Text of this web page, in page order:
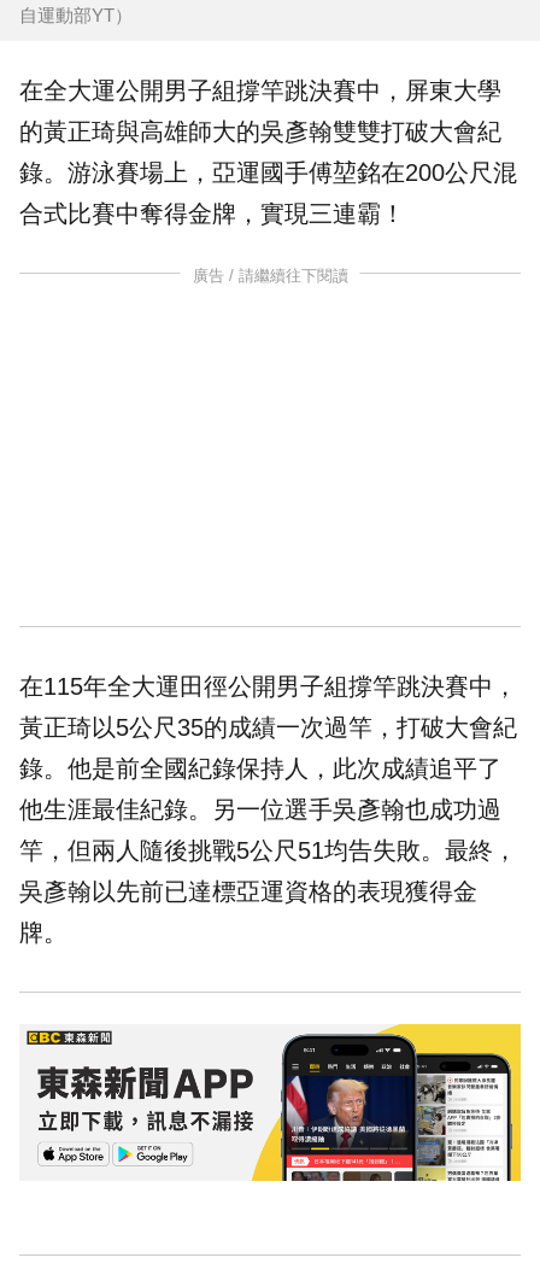
自運動部YT）
在全大運公開男子組撐竿跳決賽中，屏東大學
的黃正琦與高雄師大的吳彥翰雙雙打破大會紀
錄。 游泳賽場上，亞運國手傅堃銘在200公尺混
合式比賽中奪得金牌，實現三連霸！
廣告 / 請繼續往下閱讀
在115年全大運田徑公開男子組撐竿跳決賽中，
黃正琦以5公尺35的成績一次過竿，打破大會紀
錄。他是前全國紀錄保持人，此次成績追平了
他生涯最佳紀錄。另一位選手吳彥翰也成功過
竿，但兩人隨後挑戰5公尺51均告失敗。最終，
吳彥翰以先前已達標亞運資格的表現獲得金
牌。